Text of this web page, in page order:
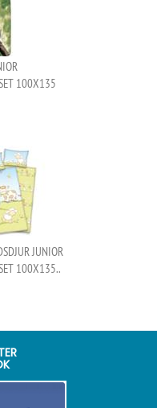
100X135
JUNIOR
100X135..